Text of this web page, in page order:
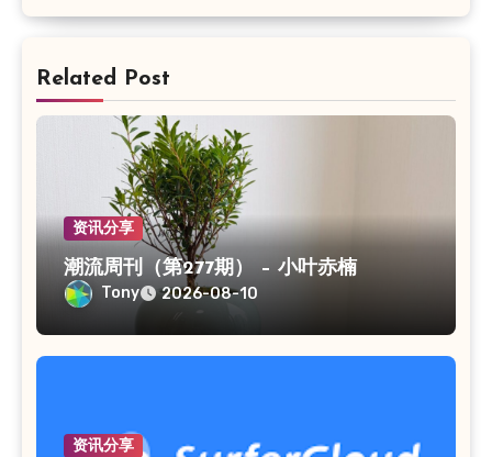
Related Post
资讯分享
潮流周刊（第277期） – 小叶赤楠
Tony 2026-08-10
资讯分享